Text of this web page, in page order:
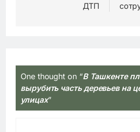
ДТП
One thought on “В Ташкенте
вырубить часть деревьев на
улицах”